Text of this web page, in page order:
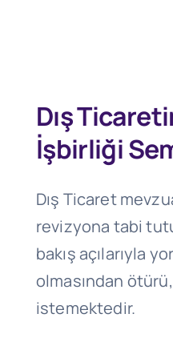
Dış
İşbirliği
Dış Ticaret
revizyona tabi
bakış açılarıyla
olmasından
istemektedir.